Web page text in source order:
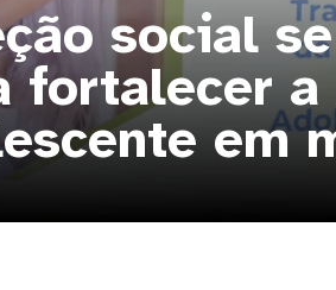
social
fortalecer
em